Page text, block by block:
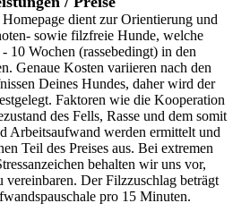
dient zur Orientierung und
sowie filzfreie Hunde, welche
10 Wochen (rassebedingt) in den
Genaue Kosten variieren nach den
Deines Hundes, daher wird der
Faktoren wie die Kooperation
des Fells, Rasse und dem somit
Arbeitsaufwand werden ermittelt und
Teil des Preises aus. Bei extremen
behalten wir uns vor,
vereinbaren. Der Filzzuschlag beträgt
pro 15 Minuten.